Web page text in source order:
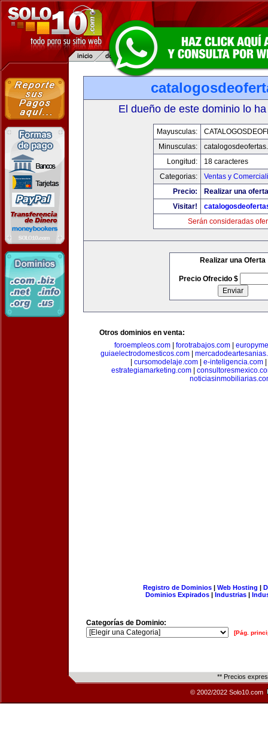
El dueño de este dominio lo
Mayusculas:
Minusculas:
Longitud:
18 caracteres
Categorias:
Ventas y
Precio:
Realizar una
Visitar!
Serán consideradas
Realizar una Oferta
Precio Ofrecido $
Otros dominios en venta:
foroempleos.com
forotrabajos.com
guiaelectrodomesticos.com
cursomodelaje.com| e-inteligencia.com|
estrategiamarketing.com|
Registro de Dominios| Web Hosting |
Dominios Expirados | Industrias |
Categorías de Dominio:
[Pág.
** Precios
© 2002/2022 Solo10.com